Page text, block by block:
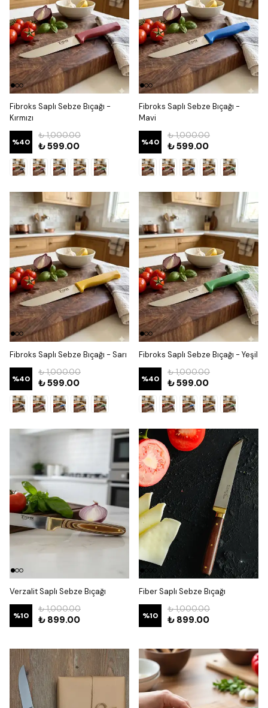
Fibroks Saplı Sebze Bıçağı -
Kırmızı
%40
₺ 1,000.00
₺ 599.00
Fibroks Saplı Sebze Bıçağı -
Mavi
%40
₺ 1,000.00
₺ 599.00
Fibroks Saplı Sebze Bıçağı - Sarı
%40
₺ 1,000.00
₺ 599.00
Fibroks Saplı Sebze Bıçağı - Yeşil
%40
₺ 1,000.00
₺ 599.00
Verzalit Saplı Sebze Bıçağı
%10
₺ 1,000.00
₺ 899.00
Fiber Saplı Sebze Bıçağı
%10
₺ 1,000.00
₺ 899.00